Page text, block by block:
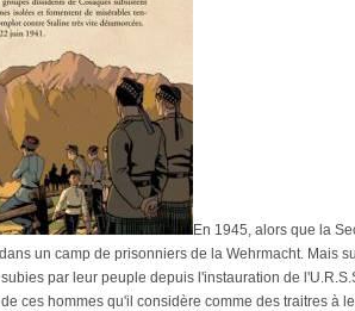
En 1945, alors que la
un camp de prisonniers de la Wehrmacht. Mais
par leur peuple depuis l'instauration de
ces hommes qu'il considère comme des traitres à